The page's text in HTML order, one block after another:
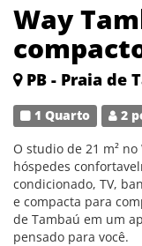
Way
PB - Praia de
1 Quarto 2
O studio de 21 m²
hóspedes
condicionado, TV,
e compacta para
de Tambaú em um
pensado para você.